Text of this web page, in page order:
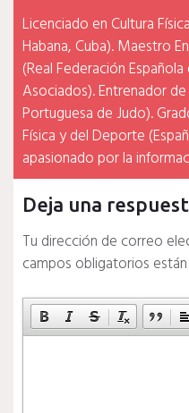
Licenciado en Cultura
Habana, Cuba). Maestro
(Real Federación
Asociados). Entrenador
Portuguesa de Judo).
Física y del Deporte
apasionado por la
Deja una
Tu dirección de correo
campos obligatorios